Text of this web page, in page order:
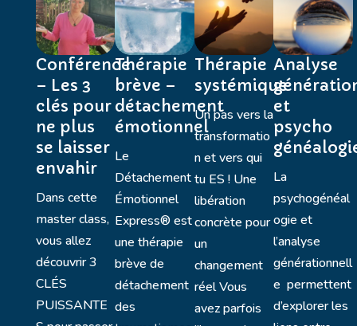
Conférence
– Les 3
clés pour
ne plus
se laisser
envahir
Dans cette
master class,
vous allez
découvrir 3
CLÉS
PUISSANTE
Thérapie
brève –
détachement
émotionnel
Le
Détachement
Émotionnel
Express® est
une thérapie
brève de
détachement
des
Thérapie
systémique
Un pas vers la
transformatio
n et vers qui
tu ES ! Une
libération
concrète pour
un
changement
réel Vous
avez parfois
Analyse
et
psycho
La
psychogénéal
ogie et
l’analyse
générationnell
e permettent
d’explorer les